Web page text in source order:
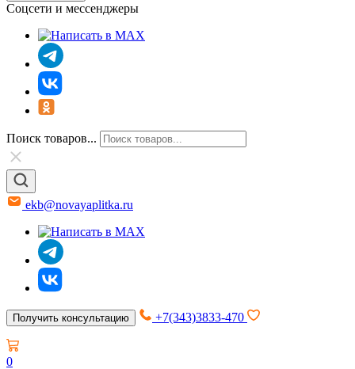
Соцсети и мессенджеры
Поиск товаров...
ekb@novayaplitka.ru
Получить консультацию +7(343)3833-470
0